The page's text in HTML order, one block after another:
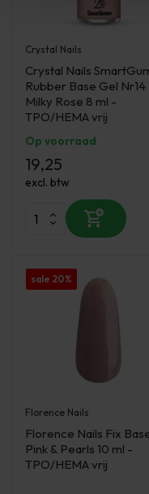
Crystal Nails
Crystal Nails
Rubber Base Gel Nr14
Milky Rose 8 ml -
TPO/HEMA vrij
Op voorraad
19,25
excl. btw
sale 20%
Florence Nails
Florence Nails Fix
Pink & Pearls 10 ml -
TPO/HEMA vrij